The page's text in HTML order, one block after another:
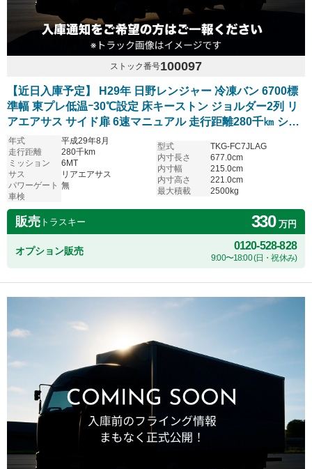
ストック番号100097
【近日入庫予定】 H29年 日野レンジャー 冷凍バン 6700標
準幅 東プレ低温ｰ30℃設定 床キーストン ジョルダー2列 リ
アエアサス サイド扉 6速マニュアル 走行距離280千㎞ シフ
ト6速MT
年式
平成29年8月
走行距離
280千km
ミッション
6MT
サス
リアエアサス
パワーゲート 無
車検
型式
TKG-FC7JLAG
内寸長さ
677.0cm
内寸幅
215.0cm
内寸高さ
221.0cm
最大積載
2500kg
販売 トラスキー 330万円
オプション販売 0120-528-828
9:00〜18:00 (日・祝休み)